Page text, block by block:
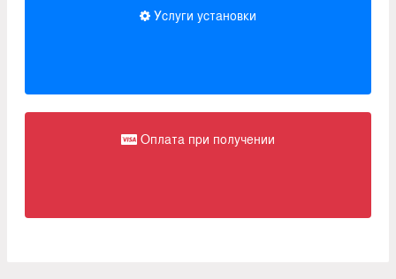
Услуги установки
Оплата при получении